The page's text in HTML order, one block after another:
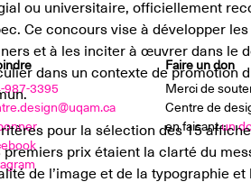
ou universitaire, officiellement
Ce concours vise à développer
et à les inciter à œuvrer dans le
dans un contexte de promotion
pour la sélection des 15
premiers prix étaient la clarté du
de l’image et de la typographie
987-3395
Faire un don
Merci de
Centre de
en faisantun